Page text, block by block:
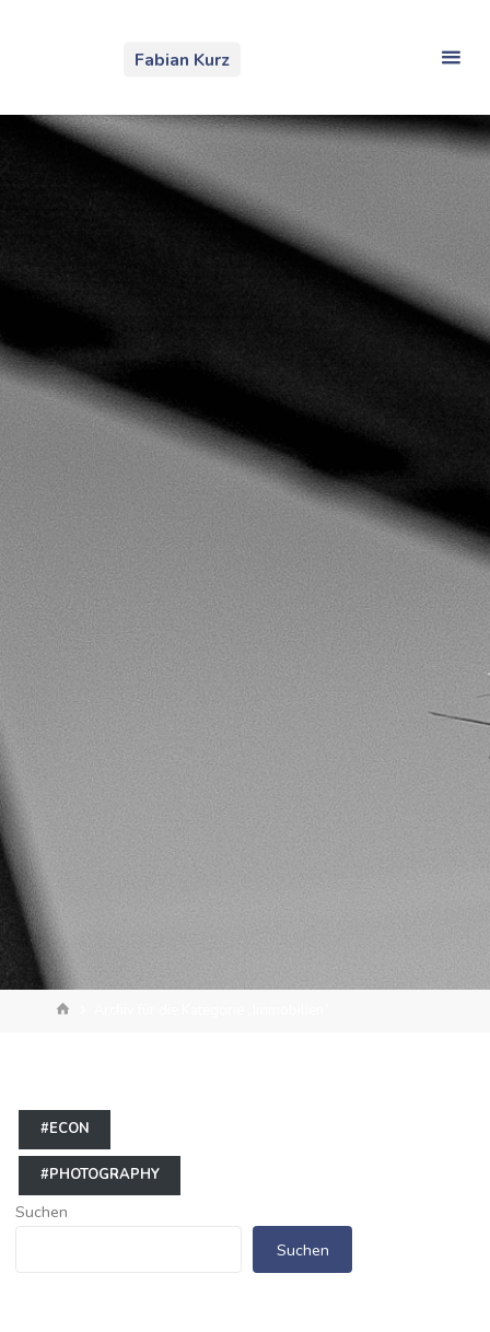
Fabian Kurz
#ECON
#PHOTOGRAPHY
Suchen
Suchen